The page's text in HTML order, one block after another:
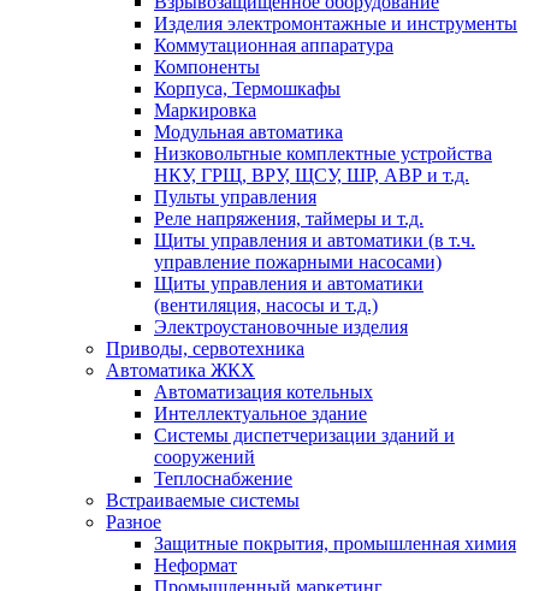
Изделия электромонтажные и инструменты
Коммутационная аппаратура
Компоненты
Корпуса, Термошкафы
Маркировка
Модульная автоматика
Низковольтные комплектные устройства
НКУ, ГРЩ, ВРУ, ЩСУ, ШР, АВР и т.д.
Пульты управления
Реле напряжения, таймеры и т.д.
Щиты управления и автоматики (в т.ч.
управление пожарными насосами)
Щиты управления и автоматики
(вентиляция, насосы и т.д.)
Электроустановочные изделия
Приводы, сервотехника
Автоматика ЖКХ
Автоматизация котельных
Интеллектуальное здание
Системы диспетчеризации зданий и
сооружений
Теплоснабжение
Встраиваемые системы
Разное
Защитные покрытия, промышленная химия
Неформат